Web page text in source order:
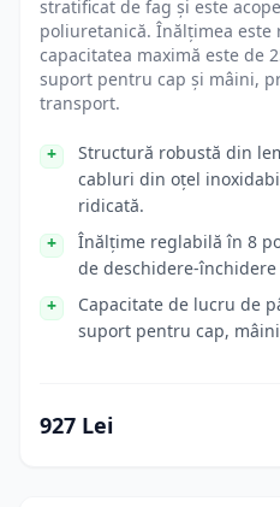
stratificat de fag și este
poliuretanică. Înălțimea
capacitatea maximă este de
suport pentru cap și mâini,
transport.
Structură robustă din
cabluri din oțel
ridicată.
Înălțime reglabilă în 8
de deschidere-
Capacitate de lucru de
suport pentru cap,
927 Lei